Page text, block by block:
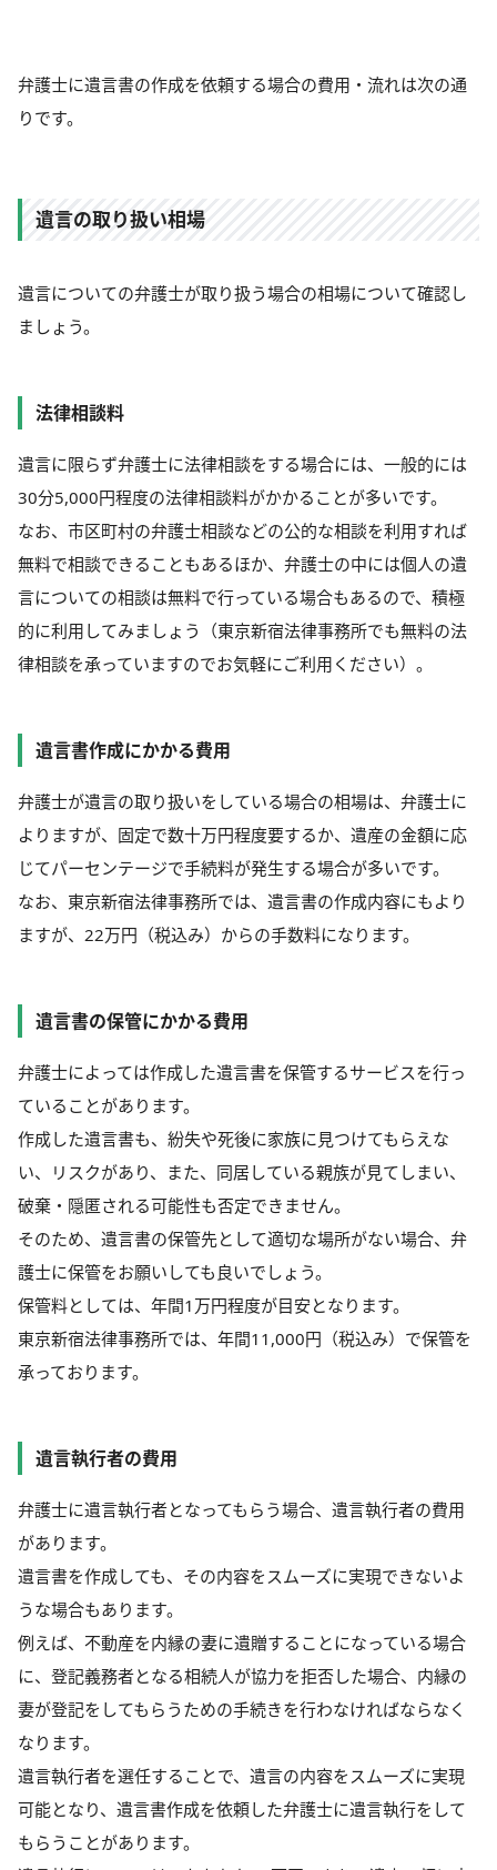
弁護士に遺言書の作成を依頼する場合の費用・流れは次の通
りです。
遺言の取り扱い相場
遺言についての弁護士が取り扱う場合の相場について確認し
ましょう。
法律相談料
遺言に限らず弁護士に法律相談をする場合には、一般的には
30分5,000円程度の法律相談料がかかることが多いです。
なお、市区町村の弁護士相談などの公的な相談を利用すれば
無料で相談できることもあるほか、弁護士の中には個人の遺
言についての相談は無料で行っている場合もあるので、積極
的に利用してみましょう（東京新宿法律事務所でも無料の法
律相談を承っていますのでお気軽にご利用ください）。
遺言書作成にかかる費用
弁護士が遺言の取り扱いをしている場合の相場は、弁護士に
よりますが、固定で数十万円程度要するか、遺産の金額に応
じてパーセンテージで手続料が発生する場合が多いです。
なお、東京新宿法律事務所では、遺言書の作成内容にもより
ますが、22万円（税込み）からの手数料になります。
遺言書の保管にかかる費用
弁護士によっては作成した遺言書を保管するサービスを行っ
ていることがあります。
作成した遺言書も、紛失や死後に家族に見つけてもらえな
い、リスクがあり、また、同居している親族が見てしまい、
破棄・隠匿される可能性も否定できません。
そのため、遺言書の保管先として適切な場所がない場合、弁
護士に保管をお願いしても良いでしょう。
保管料としては、年間1万円程度が目安となります。
東京新宿法律事務所では、年間11,000円（税込み）で保管を
承っております。
遺言執行者の費用
弁護士に遺言執行者となってもらう場合、遺言執行者の費用
があります。
遺言書を作成しても、その内容をスムーズに実現できないよ
うな場合もあります。
例えば、不動産を内縁の妻に遺贈することになっている場合
に、登記義務者となる相続人が協力を拒否した場合、内縁の
妻が登記をしてもらうための手続きを行わなければならなく
なります。
遺言執行者を選任することで、遺言の内容をスムーズに実現
可能となり、遺言書作成を依頼した弁護士に遺言執行をして
もらうことがあります。